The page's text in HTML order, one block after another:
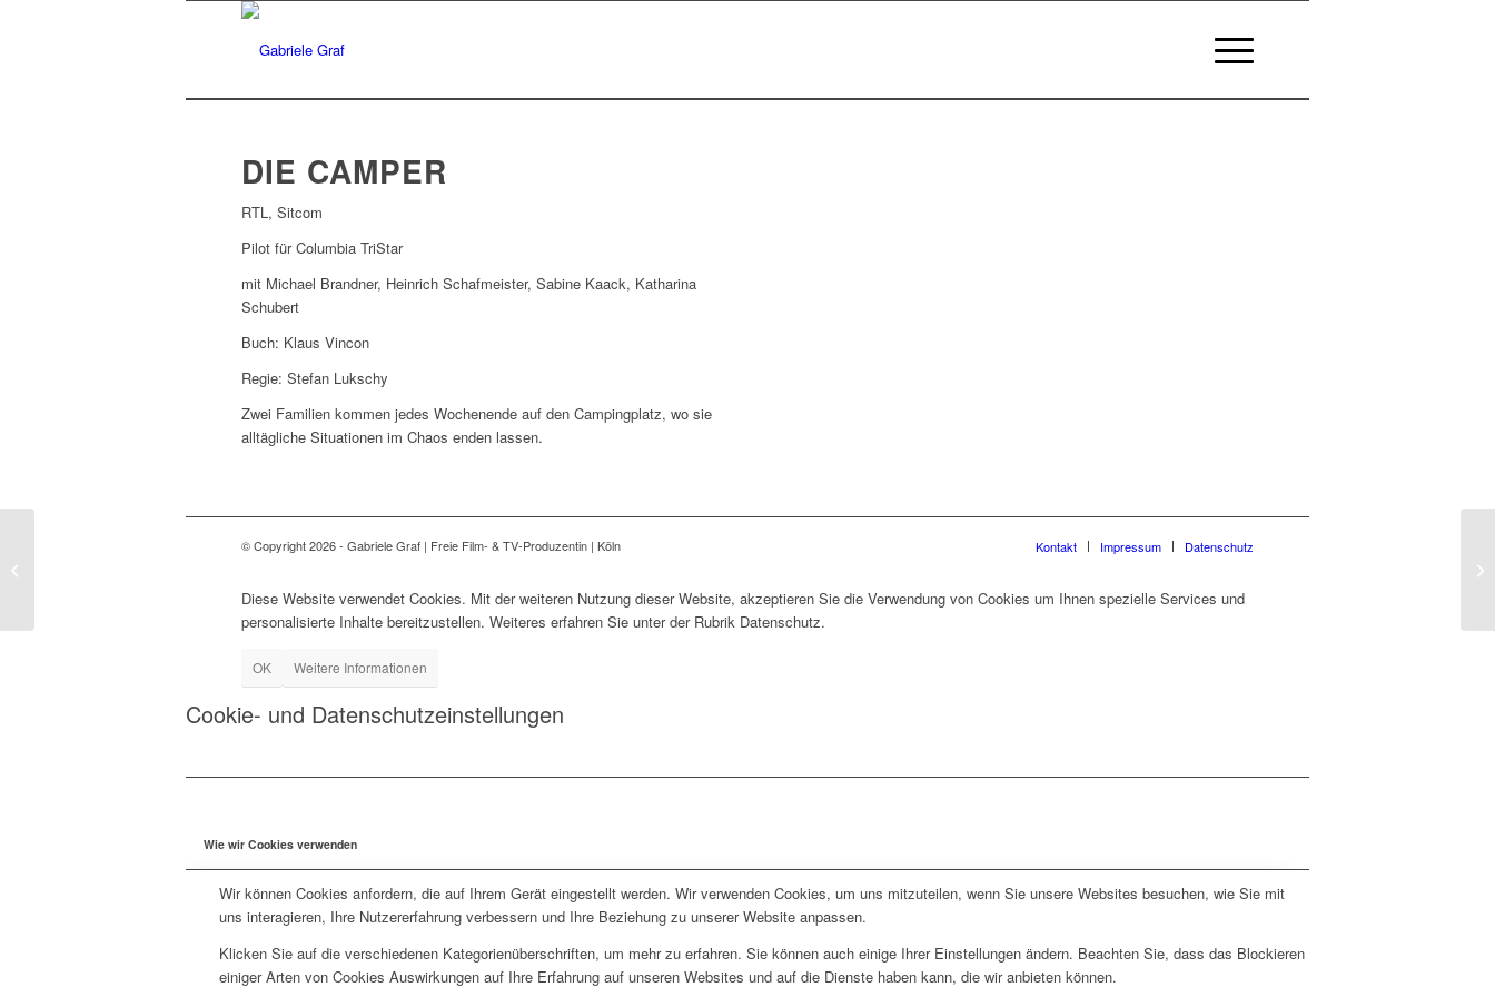
DIE CAMPER
RTL, Sitcom
Pilot für Columbia TriStar
mit Michael Brandner, Heinrich Schafmeister, Sabine Kaack, Katharina
Schubert
Buch: Klaus Vincon
Regie: Stefan Lukschy
Zwei Familien kommen jedes Wochenende auf den Campingplatz, wo sie
alltägliche Situationen im Chaos enden lassen.
© Copyright 2026 - Gabriele Graf | Freie Film- & TV-Produzentin | Köln Kontakt Impressum Datenschutz
Diese Website verwendet Cookies. Mit der weiteren Nutzung dieser Website, akzeptieren Sie die Verwendung von Cookies um Ihnen spezielle Services und
personalisierte Inhalte bereitzustellen. Weiteres erfahren Sie unter der Rubrik Datenschutz.
OK Weitere Informationen
Cookie- und Datenschutzeinstellungen
Wie wir Cookies verwenden
Wir können Cookies anfordern, die auf Ihrem Gerät eingestellt werden. Wir verwenden Cookies, um uns mitzuteilen, wenn Sie unsere Websites besuchen, wie Sie mit
uns interagieren, Ihre Nutzererfahrung verbessern und Ihre Beziehung zu unserer Website anpassen.
Klicken Sie auf die verschiedenen Kategorienüberschriften, um mehr zu erfahren. Sie können auch einige Ihrer Einstellungen ändern. Beachten Sie, dass das Blockieren
einiger Arten von Cookies Auswirkungen auf Ihre Erfahrung auf unseren Websites und auf die Dienste haben kann, die wir anbieten können.